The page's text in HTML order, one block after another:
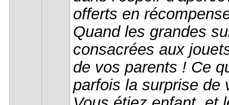
offerts en
Quand les grandes
consacrées aux
de vos parents ! Ce
parfois la surprise de